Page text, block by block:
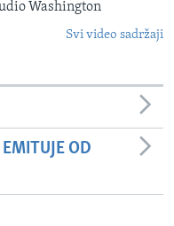
Washington
Svi video sadržaji
OD